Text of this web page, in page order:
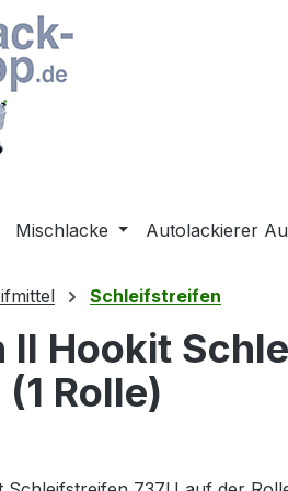
Mischlacke Autolackierer
Schleifstreifen
Hookit
Rolle)